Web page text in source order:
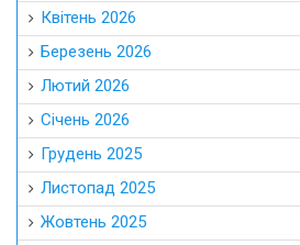
Квітень 2026
Березень 2026
Лютий 2026
Січень 2026
Грудень 2025
Листопад 2025
Жовтень 2025